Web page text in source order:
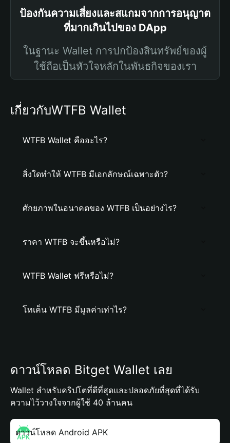
ป้องกันความเสี่ยงและสแกมจากการอนุญาต
ที่มากเกินไปของ DApp
ในฐานะ Wallet การปกป้องสินทรัพย์ของผู้
ใช้ถือเป็นหัวใจหลักในพันธกิจของเรา
เกี่ยวกับWTFB Wallet
WTFB Wallet คืออะไร?
สิ่งใดทำให้ WTFB มีเอกลักษณ์เฉพาะตัว?
ศักยภาพในอนาคตของ WTFB เป็นอย่างไร?
ราคา WTFB จะขึ้นหรือไม่?
WTFB Wallet ฟรีหรือไม่?
โทเค็น WTFB มีมูลค่าเท่าไร?
ดาวน์โหลด Bitget Wallet เลย
Wallet สำหรับคริปโตที่ดีที่สุดและปลอดภัยที่สุดที่ได้รับ
ความไว้วางใจจากผู้ใช้ 40 ล้านคน
ดาวน์โหลด Android APK